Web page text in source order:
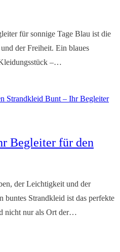
für sonnige Tage Blau ist die
der Freiheit. Ein blaues
–…
Begleiter für den
der Leichtigkeit und der
Strandkleid ist das perfekte
nicht nur als Ort der…